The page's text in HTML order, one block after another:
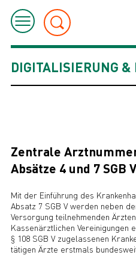
DIGITALISIERUNG &
Zentrale
Absätze 4 und 7 SGB V
Mit der Einführung des
Absatz 7 SGB V werden neben
Versorgung teilnehmenden
Kassenärztlichen Vereinigungen
§ 108 SGB V zugelassenen
tätigen Ärzte erstmals